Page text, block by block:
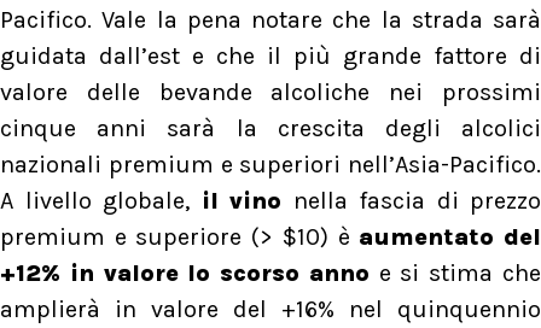
Pacifico. Vale la pena notare che la strada sarà
guidata dall’est e che il più grande fattore di
valore delle bevande alcoliche nei prossimi
cinque anni sarà la crescita degli alcolici
nazionali premium e superiori nell’Asia-Pacifico.
A livello globale, il vino nella fascia di prezzo
premium e superiore (> $10) è aumentato del
+12% in valore lo scorso anno e si stima che
amplierà in valore del +16% nel quinquennio